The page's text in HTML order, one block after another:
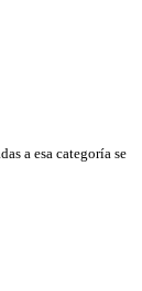
a esa categoría se